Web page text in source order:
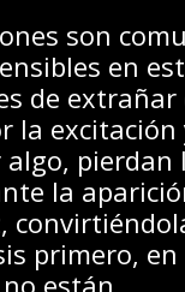
son
en
de extrañar
la excitación
algo, pierdan
la
primero, en
están